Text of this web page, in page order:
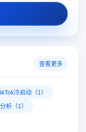
查看更多
冷启动（1）
析（1）